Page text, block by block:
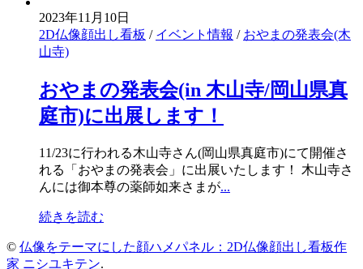
2023年11月10日
2D仏像顔出し看板 / イベント情報 / おやまの発表会(木
山寺)
おやまの発表会(in 木山寺/岡山県真
庭市)に出展します！
11/23に行われる木山寺さん(岡山県真庭市)にて開催さ
れる「おやまの発表会」に出展いたします！ 木山寺さ
んには御本尊の薬師如来さまが...
続きを読む
© 仏像をテーマにした顔ハメパネル：2D仏像顔出し看板作
家 ニシユキテン.